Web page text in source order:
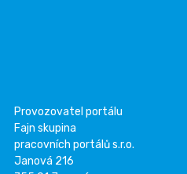
Provozovatel portálu
Fajn skupina
pracovních portálů s.r.o.
Janová 216